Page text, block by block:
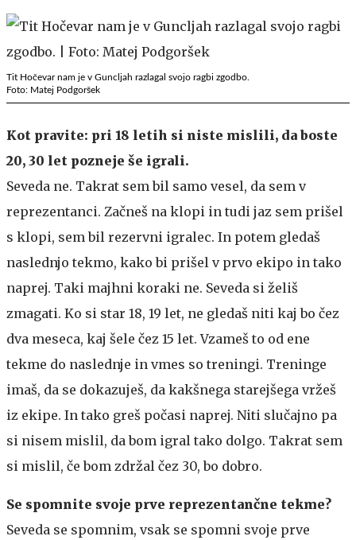
Tit Hočevar nam je v Guncljah razlagal svojo ragbi zgodbo.
Foto: Matej Podgoršek
Kot pravite: pri 18 letih si niste mislili, da boste
20, 30 let pozneje še igrali.
Seveda ne. Takrat sem bil samo vesel, da sem v
reprezentanci. Začneš na klopi in tudi jaz sem prišel
s klopi, sem bil rezervni igralec. In potem gledaš
naslednjo tekmo, kako bi prišel v prvo ekipo in tako
naprej. Taki majhni koraki ne. Seveda si želiš
zmagati. Ko si star 18, 19 let, ne gledaš niti kaj bo čez
dva meseca, kaj šele čez 15 let. Vzameš to od ene
tekme do naslednje in vmes so treningi. Treninge
imaš, da se dokazuješ, da kakšnega starejšega vržeš
iz ekipe. In tako greš počasi naprej. Niti slučajno pa
si nisem mislil, da bom igral tako dolgo. Takrat sem
si mislil, če bom zdržal čez 30, bo dobro.
Se spomnite svoje prve reprezentančne tekme?
Seveda se spomnim, vsak se spomni svoje prve